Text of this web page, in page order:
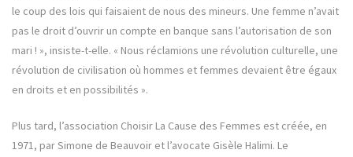
le coup des lois qui faisaient de nous des mineurs. Une femme n’avait
pas le droit d’ouvrir un compte en banque sans l’autorisation de son
mari ! », insiste-t-elle. « Nous réclamions une révolution culturelle, une
révolution de civilisation où hommes et femmes devaient être égaux
en droits et en possibilités ».
Plus tard, l’association Choisir La Cause des Femmes est créée, en
1971, par Simone de Beauvoir et l’avocate Gisèle Halimi. Le